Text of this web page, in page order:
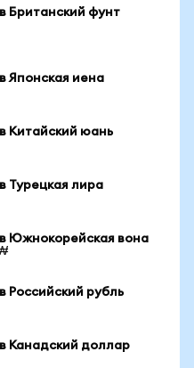
Британский фунт
Японская иена
Китайский юань
Турецкая лира
Южнокорейская вона
Российский рубль
Канадский доллар